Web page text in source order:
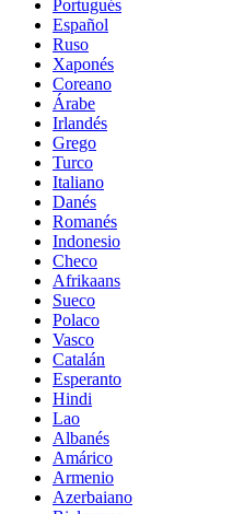
Portugués
Español
Ruso
Xaponés
Coreano
Árabe
Irlandés
Grego
Turco
Italiano
Danés
Romanés
Indonesio
Checo
Afrikaans
Sueco
Polaco
Vasco
Catalán
Esperanto
Hindi
Lao
Albanés
Amárico
Armenio
Azerbaiano